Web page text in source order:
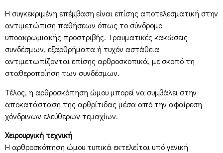
Η συγκεκριμένη επέμβαση είναι επίσης αποτελεσματική στην
αντιμετώπιση παθήσεων όπως το σύνδρομο
υποακρωμιακής προστριβής. Τραυματικές κακώσεις
συνδέσμων, εξαρθρήματα ή τυχόν αστάθεια
αντιμετωπίζονται επίσης αρθροσκοπικά, με σκοπό τη
σταθεροποίηση των συνδέσμων.
Τέλος, η αρθροσκόπηση ώμου μπορεί να συμβάλει στην
αποκατάσταση της αρθρίτιδας μέσα από την αφαίρεση
χόνδρινων ελεύθερων τεμαχίων.
Χειρουργική τεχνική
Η αρθροσκόπηση ώμου τυπικά εκτελείται υπό γενική